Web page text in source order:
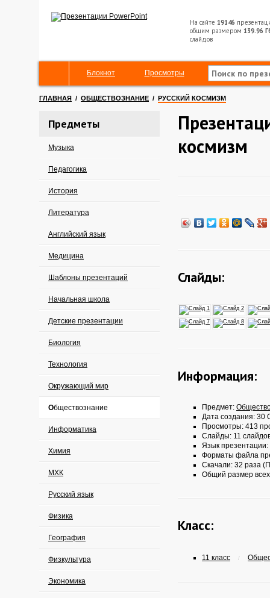
На сайте 19146
общим размером 139.96
слайдов
Блокнот Просмотры
ГЛАВНАЯ / ОБЩЕСТВОЗНАНИЕ / РУССКИЙ КОСМИЗМ
Предметы
Музыка
Педагогика
История
Литература
Английский язык
Медицина
Шаблоны презентаций
Начальная школа
Детские презентации
Биология
Технология
Окружающий мир
Обществознание
Информатика
Химия
МХК
Русский язык
Физика
География
Физкультура
Экономика
космизм
Слайды:
Информация:
Предмет:
Дата создания: 30
Просмотры: 413
Слайды: 11
Язык презентации:
Форматы файла
Скачали: 32 раза
Общий размер
Класс:
11 класс /